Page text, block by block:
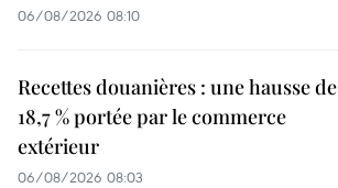
06/08/2026 08:10
Recettes douanières : une hausse de
18,7 % portée par le commerce
extérieur
06/08/2026 08:03